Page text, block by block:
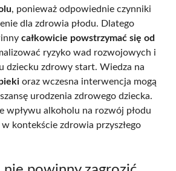
, ponieważ odpowiednie czynniki
dla zdrowia płodu. Dlatego
całkowicie powstrzymać się od
ryzyko wad rozwojowych i
dziecku zdrowy start. Wiedza na
oraz wczesna interwencja mogą
urodzenia zdrowego dziecka.
wpływu alkoholu na rozwój płodu
kontekście zdrowia przyszłego